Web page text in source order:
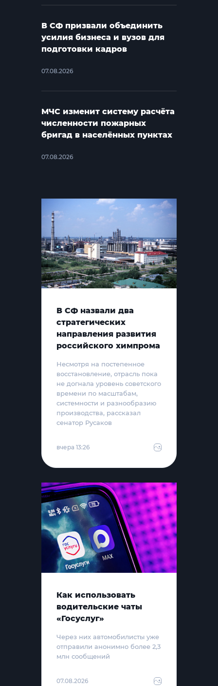
В СФ призвали объединить
усилия бизнеса и вузов для
подготовки кадров
07.08.2026
МЧС изменит систему расчёта
численности пожарных
бригад в населённых пунктах
07.08.2026
В СФ назвали два
стратегических
направления развития
российского химпрома
Несмотря на постепенное
восстановление, отрасль пока
не догнала уровень советского
времени по масштабам,
системности и разнообразию
производства, рассказал
сенатор Русаков
вчера 13:26
Как использовать
водительские чаты
«Госуслуг»
Через них автомобилисты уже
отправили анонимно более 2,3
млн сообщений
07.08.2026